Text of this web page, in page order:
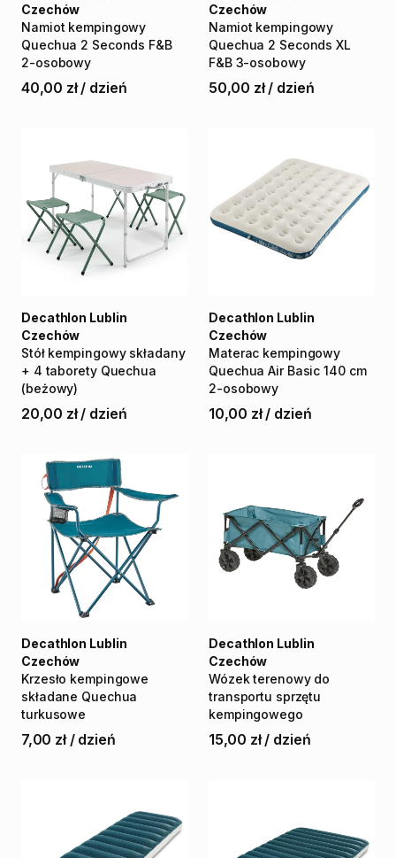
Namiot kempingowy
Quechua 2 Seconds F&B
2-osobowy
Czechów
40,00 zł / dzień
Namiot kempingowy
Quechua 2 Seconds XL
F&B 3-osobowy
Czechów
50,00 zł / dzień
Stół kempingowy składany
+ 4 taborety Quechua
(beżowy)
Decathlon Lublin
Czechów
20,00 zł / dzień
Materac kempingowy
Quechua Air Basic 140 cm
2-osobowy
Decathlon Lublin
Czechów
10,00 zł / dzień
Krzesło kempingowe
składane Quechua
turkusowe
Decathlon Lublin
Czechów
7,00 zł / dzień
Wózek terenowy do
transportu sprzętu
kempingowego
Decathlon Lublin
Czechów
15,00 zł / dzień